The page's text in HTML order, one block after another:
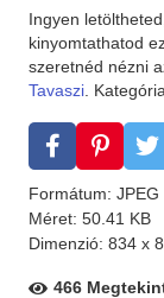
Ingyen
kinyomtathatod
szeretnéd nézni
Tavaszi.
Formátum: JPEG
Méret: 50.41 KB
Dimenzió: 834 x
466